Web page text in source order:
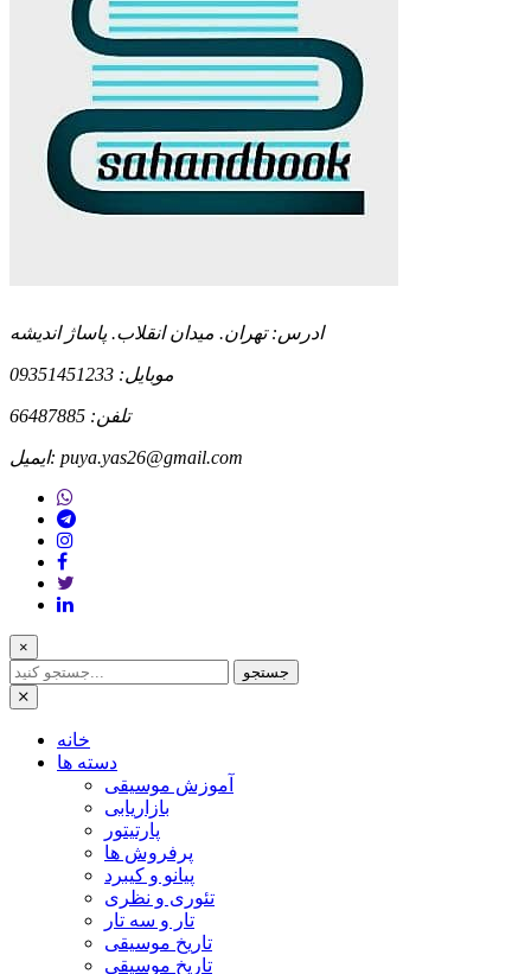
ادرس: تهران. میدان انقلاب. پاساژ اندیشه
موبایل:
تلفن: 66487885
ایمیل: puya.yas26@gmail.com
×
جستجو
خانه
دسته ها
آموزش موسیقی
بازاریابی
پارتیتور
پرفروش ها
پیانو و کیبرد
تئوری و نظری
تار و سه تار
تاریخ موسیقی
تاریخ موسیقی